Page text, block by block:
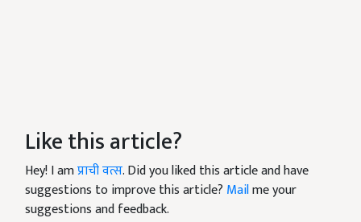
Like this article?
Hey! I amप्राची वत्स. Did you liked this article and have
suggestions to improve this article? Mailme your
suggestions and feedback.